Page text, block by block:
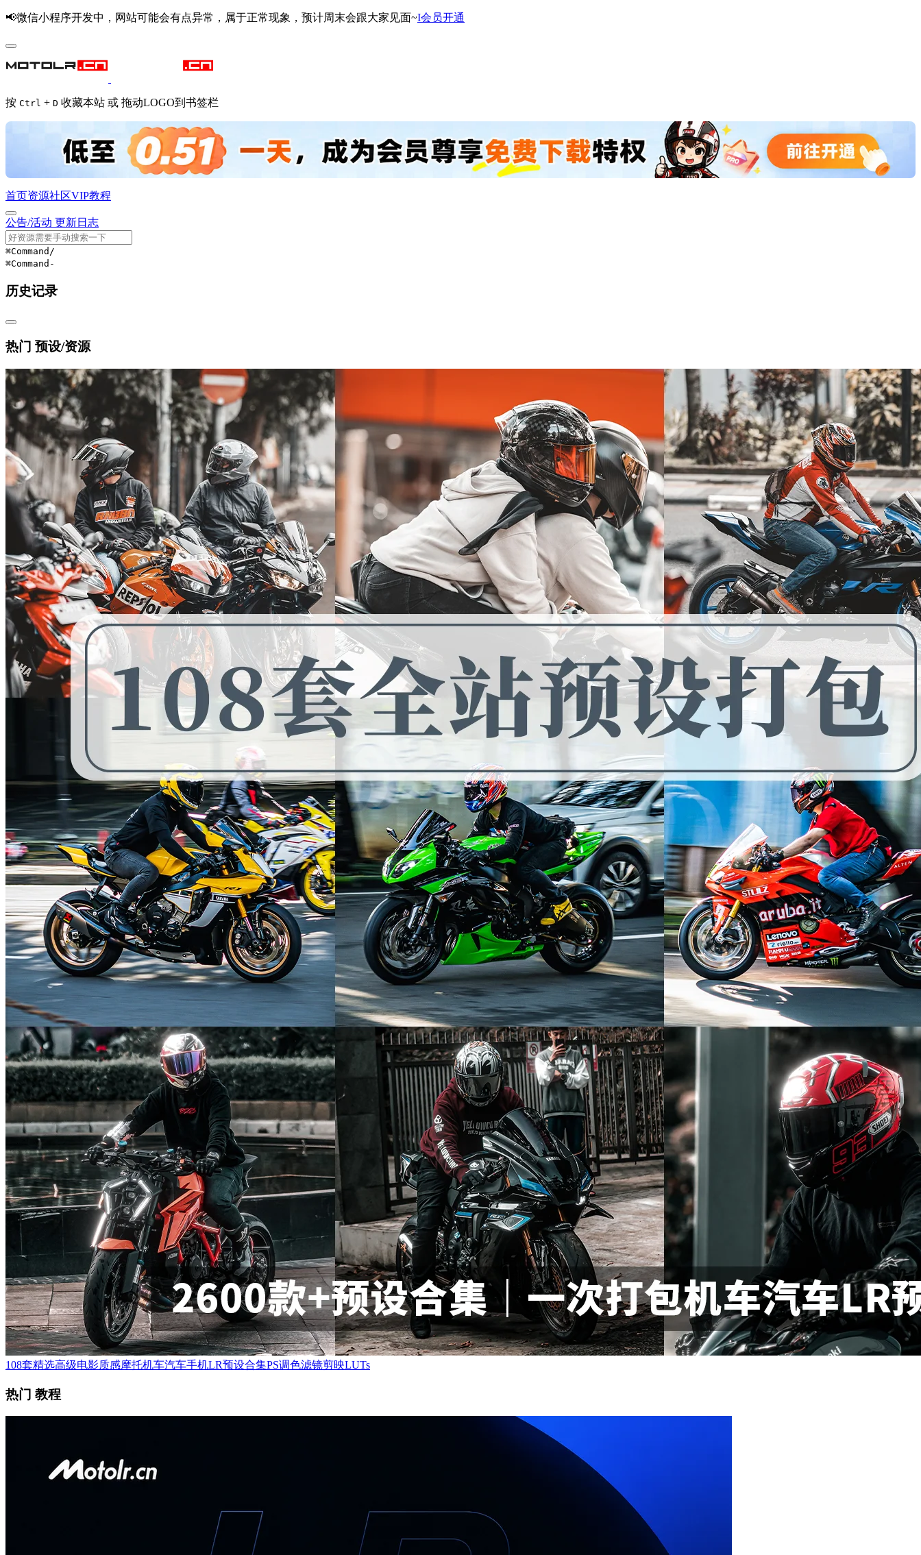
📢微信小程序开发中，网站可能会有点异常，属于正常现象，预计周末会跟大家见面~I会员开通
按 Ctrl + D 收藏本站 或 拖动LOGO到书签栏
首页资源社区VIP教程
公告/活动 更新日志
⌘Command /
⌘Command -
历史记录
热门 预设/资源
108套精选高级电影质感摩托机车汽车手机LR预设合集PS调色滤镜剪映LUTs
热门 教程